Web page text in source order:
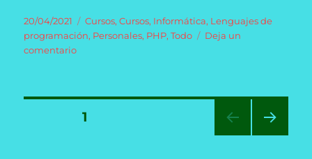
Publicado
el
20/04/2021 Categorías
Cursos,Cursos, Informática, Lenguajes de
programación, Personales, PHP,Todo
Deja un
comentarioen
Formularios.
Paginación
PÁGINA1